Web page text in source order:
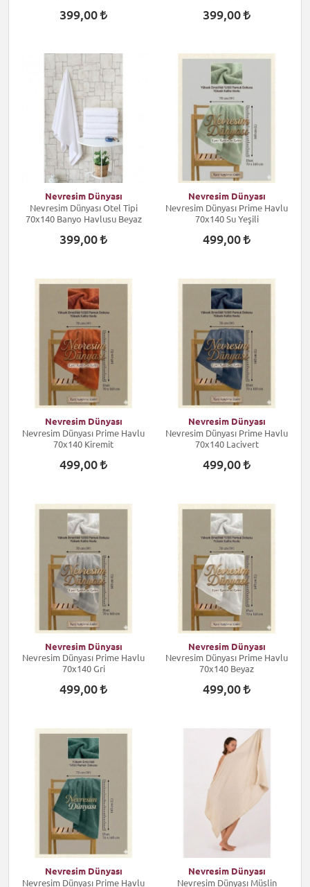
399,00 399,00
Nevresim Dünyası
Nevresim Dünyası Otel Tipi
70x140 Banyo Havlusu Beyaz
399,00
Nevresim Dünyası
Nevresim Dünyası Prime Havlu
70x140 Su Yeşili
499,00
Nevresim Dünyası
Nevresim Dünyası Prime Havlu
70x140 Kiremit
499,00
Nevresim Dünyası
Nevresim Dünyası Prime Havlu
70x140 Lacivert
499,00
Nevresim Dünyası
Nevresim Dünyası Prime Havlu
70x140 Gri
499,00
Nevresim Dünyası
Nevresim Dünyası Prime Havlu
70x140 Beyaz
499,00
Nevresim Dünyası
Nevresim Dünyası Prime Havlu
Nevresim Dünyası
Nevresim Dünyası Müslin